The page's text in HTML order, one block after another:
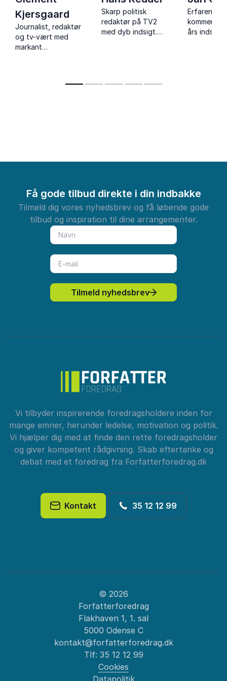
Kjersgaard
Journalist, redaktør
og tv-vært med
markant
Skarp politisk
redaktør på TV2
med dyb indsigt.
Erfaren
års indsigt
Få gode tilbud direkte i din indbakke
Tilmeld dig vores nyhedsbrev og få løbende gode
tilbud og inspiration til dine arrangementer.
Tilmeld nyhedsbrev
Vi tilbyder inspirerende foredragsholdere inden for
mange emner, herunder ledelse, motivation og politik.
Vi hjælper dig med at finde den rette foredragsholder
og giver kompetent rådgivning. Skab eftertanke og
debat med et foredrag fra Forfatterforedrag.dk
Kontakt 35 12 12 99
© 2026
Forfatterforedrag
Flakhaven 1, 1. sal
5000 Odense C
kontakt@forfatterforedrag.dk
Tlf: 35 12 12 99
Cookies
Datapolitik